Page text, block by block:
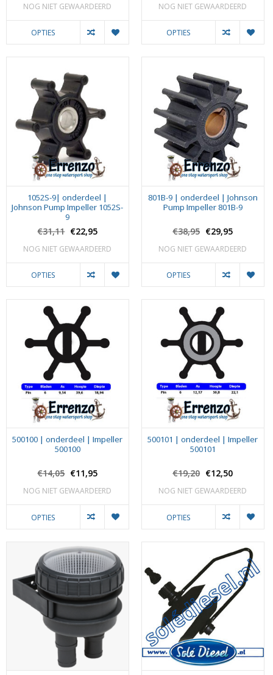
NOG NIET GEWAARDEERD
OPTIES
NOG NIET GEWAARDEERD
OPTIES
1052S-9| onderdeel |
Johnson Pump Impeller 1052S-
9
€31,11 €22,95
NOG NIET GEWAARDEERD
OPTIES
801B-9 | onderdeel | Johnson
Pump Impeller 801B-9
€38,95 €29,95
NOG NIET GEWAARDEERD
OPTIES
500100 | onderdeel | Impeller
500100
€14,05 €11,95
NOG NIET GEWAARDEERD
OPTIES
500101 | onderdeel | Impeller
500101
€19,20 €12,50
NOG NIET GEWAARDEERD
OPTIES